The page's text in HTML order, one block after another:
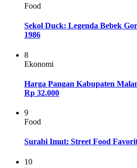
Food
Sekol Duck: Legenda Bebek
1986
8
Ekonomi
Harga Pangan Kabupaten
Rp 32.000
9
Food
Surabi Imut: Street Food
10